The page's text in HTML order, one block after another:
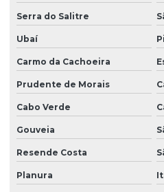
Serra do Salitre
Ubaí
Carmo da Cachoeira
Prudente de Morais
Cabo Verde
Gouveia
Resende Costa
Planura